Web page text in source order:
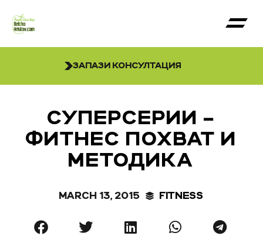
ЗАПАЗИ КОНСУЛТАЦИЯ
СУПЕРСЕРИИ –
ФИТНЕС ПОХВАТ И
МЕТОДИКА
MARCH 13, 2015 FITNESS